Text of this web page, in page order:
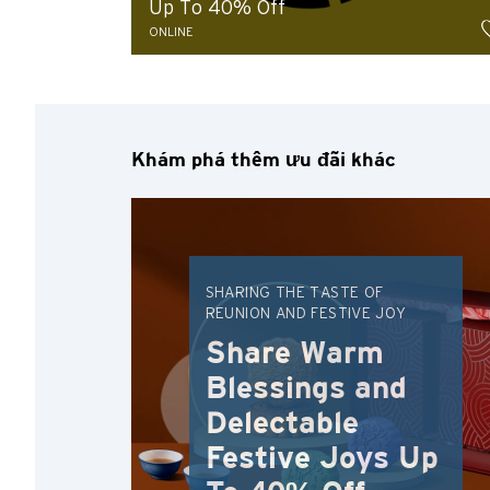
Up To 40% Off
ONLINE
Khám phá thêm ưu đãi khác
SHARING THE TASTE OF
REUNION AND FESTIVE JOY
Share Warm
Blessings and
Delectable
Festive Joys Up
Xác nhận